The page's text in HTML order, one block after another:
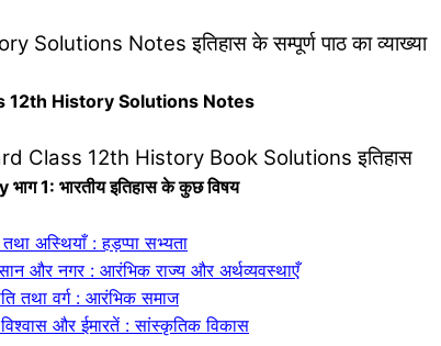
Solutions Notes इतिहास के सम्‍पूर्ण पाठ का व्‍याख्‍या
12th History Solutions Notes
Class 12th History Book Solutions इतिहास
1: भारतीय इतिहास के कुछ विषय
अस्थियाँ : हड़प्पा सभ्यता
और नगर : आरंभिक राज्य और अर्थव्यवस्थाएँ
तथा वर्ग : आरंभिक समाज
और ईमारतें : सांस्कृतिक विकास